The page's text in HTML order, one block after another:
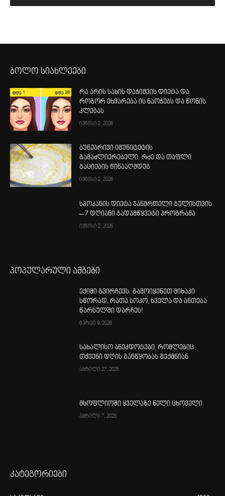
ბოლო სიახლეები
რა არის სახის დაჭიმვის დიეტა და
როგორ ეხმარება ის ნაოჭებს და წონის
კლებას
ივნისი 2, 2026
ბუნებრივი იმუნიტეტის
გამაძლიერებელი: რძე და თაფლი
გაციების წინააღმდეგ
ივნისი 2, 2026
სპოკანის დიეტა ჯანმრთელი გულისთვის
– 7 დღიანი გადამწყვეტი პროგრამა
ივნისი 2, 2026
პოპულარული ამბები
ექიმი გვირჩევს: გამოიყენეთ მიხაკი
სწორად, რათა სოკო, ხველა და ანთება
წარსულში დარჩეს!
მარტი 9, 2026
სახალისო ანეკდოტები, რომლებიც
თქვენი დღის განწყობას შექმნიან
აპრილი 27, 2026
მსოფლიოში ყველაზე ნელი ცხოველი
აპრილი 7, 2026
კატეგორიები